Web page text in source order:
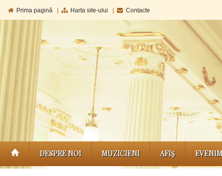
Prima pagină Harta site-ului Contacte
DESPRE NOI MUZICIENI AFIŞ